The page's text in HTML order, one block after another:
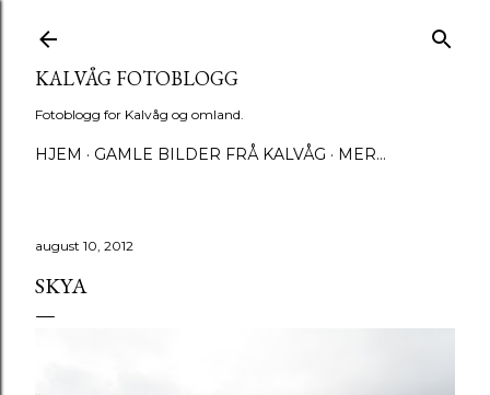
KALVÅG FOTOBLOGG
Fotoblogg for Kalvåg og omland.
HJEM GAMLE BILDER FRÅ KALVÅG MER…
august 10, 2012
SKYA